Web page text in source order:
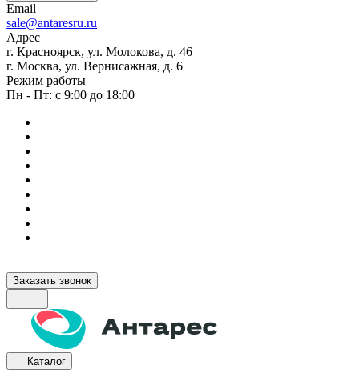
Email
sale@antaresru.ru
Адрес
г. Красноярск, ул. Молокова, д. 46
г. Москва, ул. Вернисажная, д. 6
Режим работы
Пн - Пт: с 9:00 до 18:00
Заказать звонок
Каталог